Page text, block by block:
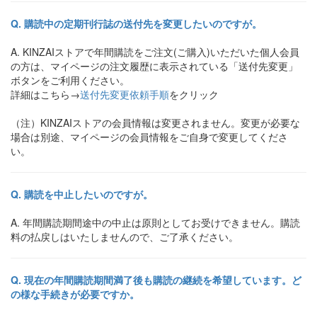
購読中の定期刊行誌の送付先を変更したいのですが。
KINZAIストアで年間購読をご注文(ご購入)いただいた個人会員
の方は、マイページの注文履歴に表示されている「送付先変更」
ボタンをご利用ください。
詳細はこちら→送付先変更依頼手順をクリック
（注）KINZAIストアの会員情報は変更されません。変更が必要な
場合は別途、マイページの会員情報をご自身で変更してくださ
い。
購読を中止したいのですが。
年間購読期間途中の中止は原則としてお受けできません。購読
料の払戻しはいたしませんので、ご了承ください。
現在の年間購読期間満了後も購読の継続を希望しています。ど
の様な手続きが必要ですか。